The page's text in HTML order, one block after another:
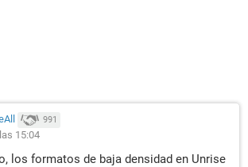
991
15:04
los formatos de baja densidad en Unrise